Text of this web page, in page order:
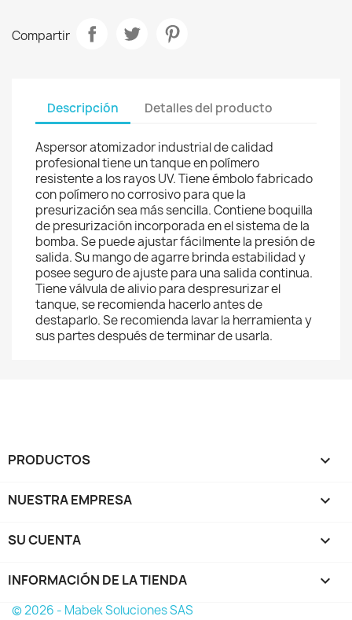
Compartir
Descripción Detalles del producto
Aspersor atomizador industrial de calidad
profesional tiene un tanque en polímero
resistente a los rayos UV. Tiene émbolo fabricado
con polímero no corrosivo para que la
presurización sea más sencilla. Contiene boquilla
de presurización incorporada en el sistema de la
bomba. Se puede ajustar fácilmente la presión de
salida. Su mango de agarre brinda estabilidad y
posee seguro de ajuste para una salida continua.
Tiene válvula de alivio para despresurizar el
tanque, se recomienda hacerlo antes de
destaparlo. Se recomienda lavar la herramienta y
sus partes después de terminar de usarla.
PRODUCTOS 
NUESTRA EMPRESA 
SU CUENTA 
INFORMACIÓN DE LA TIENDA keyboard_arrow_down
© 2026 - Mabek Soluciones SAS